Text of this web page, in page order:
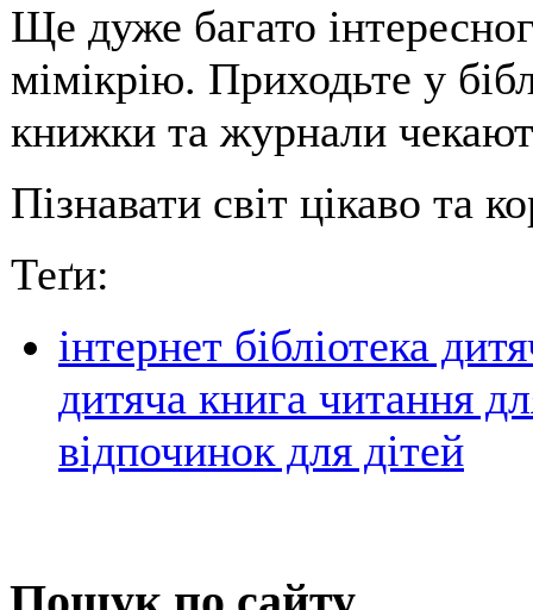
Ще дуже багато
мімікрію. Приходьте у
книжки та журнали
Пізнавати світ цікаво та
Теґи:
інтернет бібліотека
дитяча книга читання
відпочинок для дітей